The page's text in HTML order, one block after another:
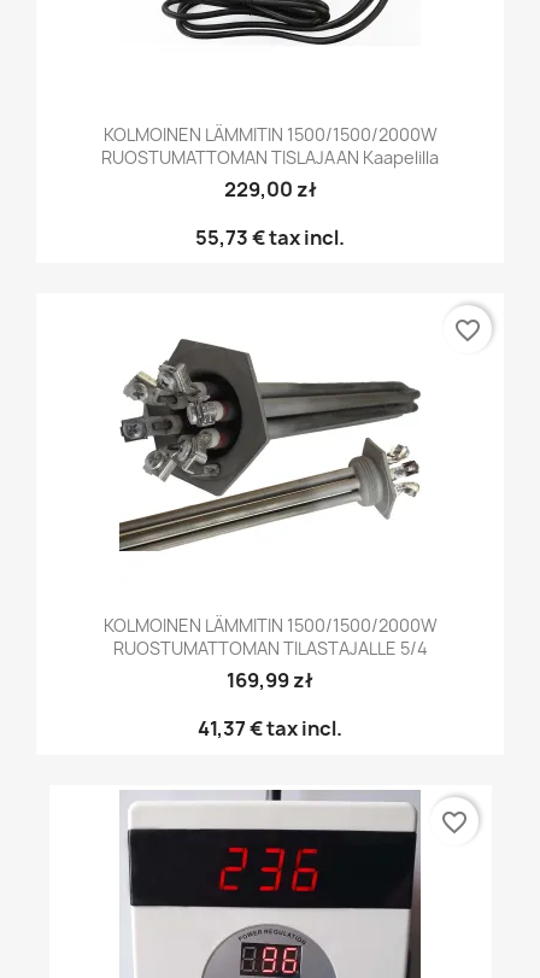
KOLMOINEN LÄMMITIN 1500/1500/2000W
RUOSTUMATTOMAN TISLAJAAN Kaapelilla
229,00 zł
55,73 €tax incl.
KOLMOINEN LÄMMITIN 1500/1500/2000W
RUOSTUMATTOMAN TILASTAJALLE 5/4
169,99 zł
41,37 €tax incl.
favorite_border
favorite_border